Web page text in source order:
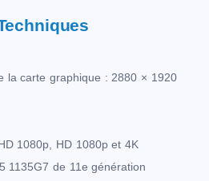
la carte graphique : 2880 × 1920
1080p, HD 1080p et 4K
1135G7 de 11e génération